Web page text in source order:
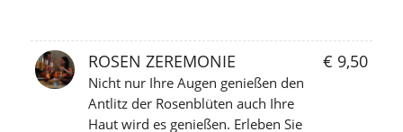
ROSEN ZEREMONIE € 9,50
Nicht nur Ihre Augen genießen den
Antlitz der Rosenblüten auch Ihre
Haut wird es genießen. Erleben Sie